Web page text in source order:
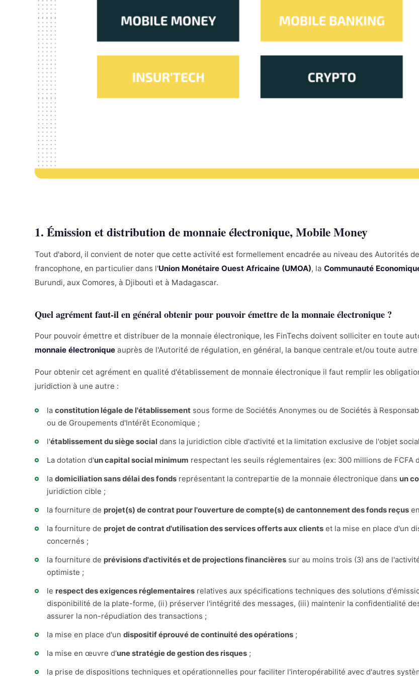
1. Émission et distribution de monnaie électronique, Mobile Money
Tout d'abord, il convient de noter que cette activité est formellement encadrée au niveau des Autorités
francophone, en particulier dans l'Union Monétaire Ouest Africaine (UMOA), la Communauté
Burundi, aux Comores, à Djibouti et à Madagascar.
Quel agrément faut-il en général obtenir pour pouvoir émettre de la monnaie électronique ?
Pour pouvoir émettre et distribuer de la monnaie électronique, les FinTechs doivent solliciter en toute
monnaie électronique auprès de l'Autorité de régulation, en général, la banque centrale et/ou toute
Pour obtenir cet agrément en qualité d'établissement de monnaie électronique il faut remplir les
juridiction à une autre :
la constitution légale de l'établissement sous forme de Sociétés Anonymes ou de Sociétés à
ou de Groupements d'Intérêt Economique ;
l'établissement du siège social dans la juridiction cible d'activité et la limitation exclusive de l'objet
La dotation d'un capital social minimum respectant les seuils réglementaires (ex: 300 millions de FCFA
la domiciliation sans délai des fonds représentant la contrepartie de la monnaie électronique dans un
juridiction cible ;
la fourniture de projet(s) de contrat pour l'ouverture de compte(s) de cantonnement des fonds reçus
la fourniture de projet de contrat d'utilisation des services offerts aux clients et la mise en place d'un
concernés ;
la fourniture de prévisions d'activités et de projections financières sur au moins trois (3) ans de
optimiste ;
le respect des exigences réglementaires relatives aux spécifications techniques des solutions
disponibilité de la plate-forme, (ii) préserver l'intégrité des messages, (iii) maintenir la confidentialité
assurer la non-répudiation des transactions ;
la mise en place d'un dispositif éprouvé de continuité des opérations ;
la mise en œuvre d'une stratégie de gestion des risques ;
la prise de dispositions techniques et opérationnelles pour faciliter l'interopérabilité avec d'autres